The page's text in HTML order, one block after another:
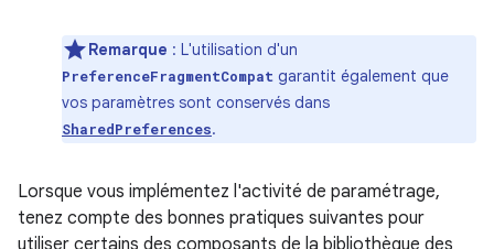
Remarque : L'utilisation d'un
PreferenceFragmentCompat garantit également que
vos paramètres sont conservés dans
SharedPreferences.
Lorsque vous implémentez l'activité de paramétrage,
tenez compte des bonnes pratiques suivantes pour